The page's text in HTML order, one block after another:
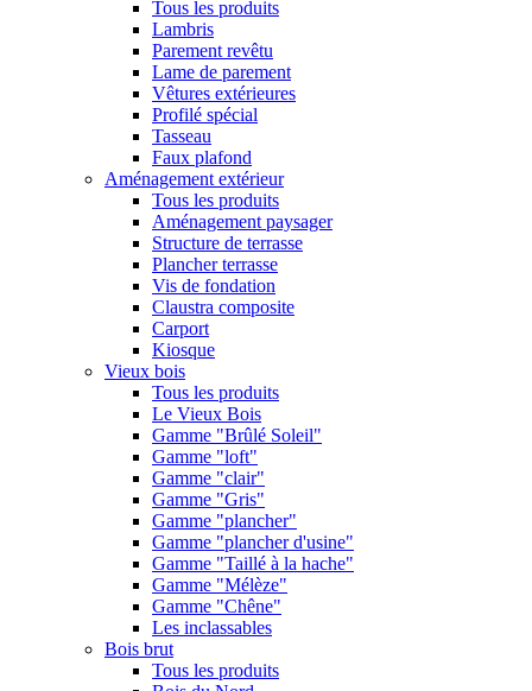
Tous les produits
Lambris
Parement revêtu
Lame de parement
Vêtures extérieures
Profilé spécial
Tasseau
Faux plafond
Aménagement extérieur
Tous les produits
Aménagement paysager
Structure de terrasse
Plancher terrasse
Vis de fondation
Claustra composite
Carport
Kiosque
Vieux bois
Tous les produits
Le Vieux Bois
Gamme "Brûlé Soleil"
Gamme "loft"
Gamme "clair"
Gamme "Gris"
Gamme "plancher"
Gamme "plancher d'usine"
Gamme "Taillé à la hache"
Gamme "Mélèze"
Gamme "Chêne"
Les inclassables
Bois brut
Tous les produits